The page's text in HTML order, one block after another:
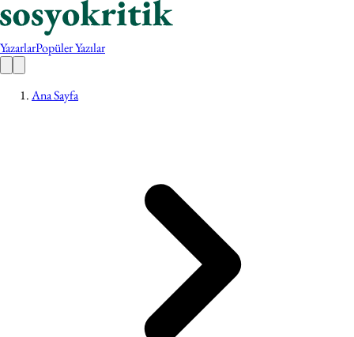
YazarlarPopüler Yazılar
Ana Sayfa